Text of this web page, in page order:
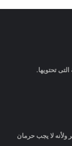
تحتويها.
ولأنه لا يجب حرمان